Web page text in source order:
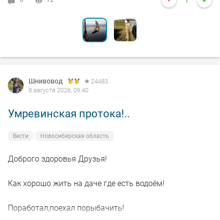
Шнивовод
24483
8 августа 2026, 09:40
Умревинская протока!..
Вести Новосибирская область
Доброго здоровья Друзья!
Как хорошо жить на даче где есть водоём!
Поработал,поехал порыбачить!